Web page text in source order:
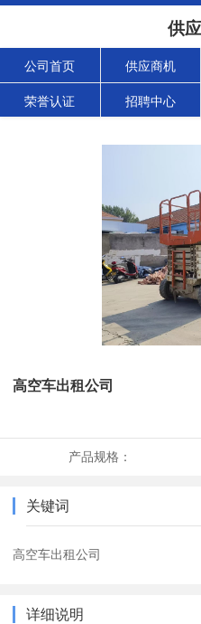
供
公司首页 供应商机
荣誉认证 招聘中心
高空车出租公司
产品规格：
关键词
高空车出租公司
详细说明